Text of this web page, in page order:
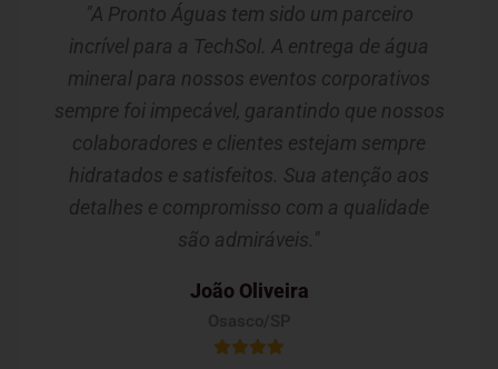
"A Pronto Águas tem sido um parceiro
incrível para a TechSol. A entrega de água
mineral para nossos eventos corporativos
sempre foi impecável, garantindo que nossos
colaboradores e clientes estejam sempre
hidratados e satisfeitos. Sua atenção aos
detalhes e compromisso com a qualidade
são admiráveis."
João Oliveira